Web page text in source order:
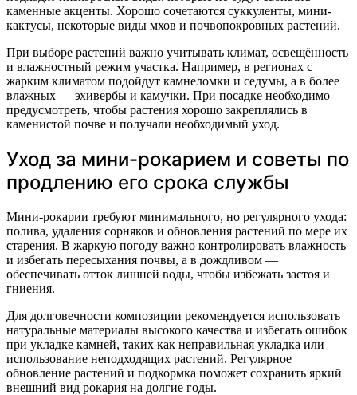
каменные акценты. Хорошо сочетаются суккуленты, мини-
кактусы, некоторые виды мхов и почвопокровных растений.
При выборе растений важно учитывать климат, освещённость
и влажностный режим участка. Например, в регионах с
жарким климатом подойдут камнеломки и седумы, а в более
влажных — эхивербы и камучки. При посадке необходимо
предусмотреть, чтобы растения хорошо закреплялись в
каменистой почве и получали необходимый уход.
Уход за мини-рокарием и советы по
продлению его срока службы
Мини-рокарии требуют минимального, но регулярного ухода:
полива, удаления сорняков и обновления растений по мере их
старения. В жаркую погоду важно контролировать влажность
и избегать пересыхания почвы, а в дождливом —
обеспечивать отток лишней воды, чтобы избежать застоя и
гниения.
Для долговечности композиции рекомендуется использовать
натуральные материалы высокого качества и избегать ошибок
при укладке камней, таких как неправильная укладка или
использование неподходящих растений. Регулярное
обновление растений и подкормка поможет сохранить яркий
внешний вид рокария на долгие годы.